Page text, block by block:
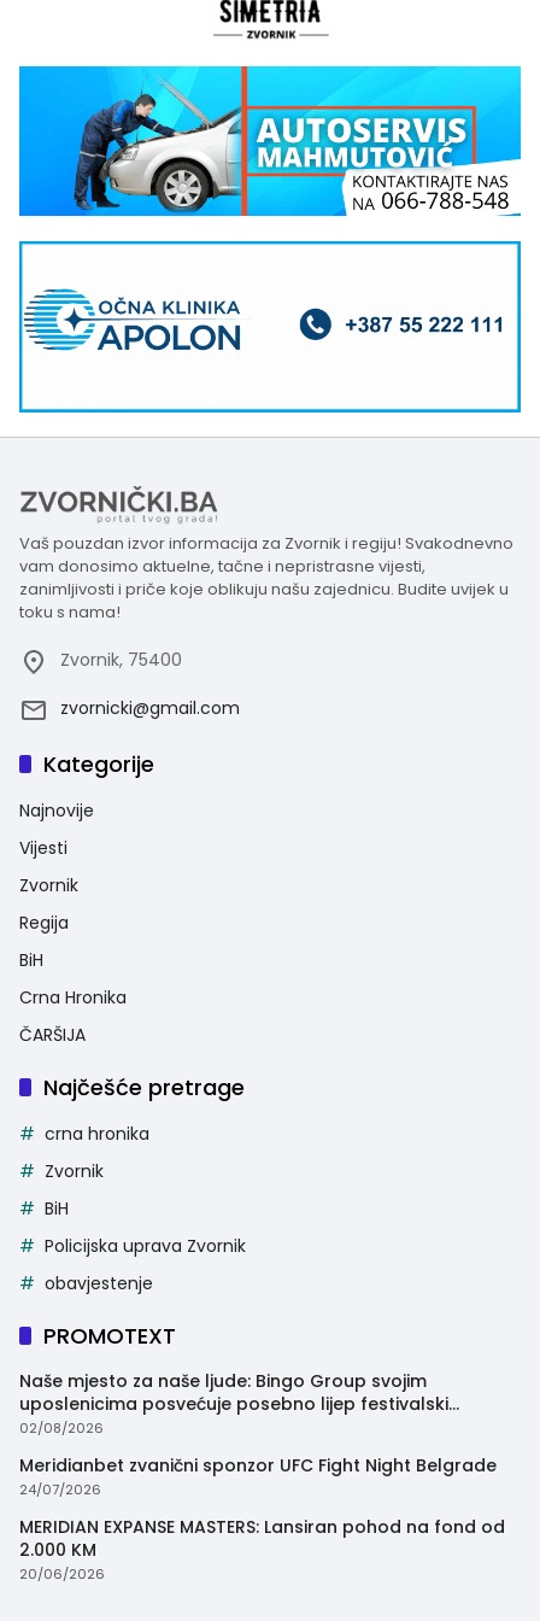
Vaš pouzdan izvor informacija za Zvornik i regiju! Svakodnevno
vam donosimo aktuelne, tačne i nepristrasne vijesti,
zanimljivosti i priče koje oblikuju našu zajednicu. Budite uvijek u
toku s nama!
Zvornik, 75400
zvornicki@gmail.com
Kategorije
Najnovije
Vijesti
Zvornik
Regija
BiH
Crna Hronika
ČARŠIJA
Najčešće pretrage
crna hronika
Zvornik
BiH
Policijska uprava Zvornik
obavjestenje
PROMOTEXT
Naše mjesto za naše ljude: Bingo Group svojim
uposlenicima posvećuje posebno lijep festivalski
trenutak
02/08/2026
Meridianbet zvanični sponzor UFC Fight Night Belgrade
24/07/2026
MERIDIAN EXPANSE MASTERS: Lansiran pohod na fond od
2.000 KM
20/06/2026